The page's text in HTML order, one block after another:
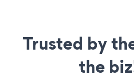
Trusted by
the